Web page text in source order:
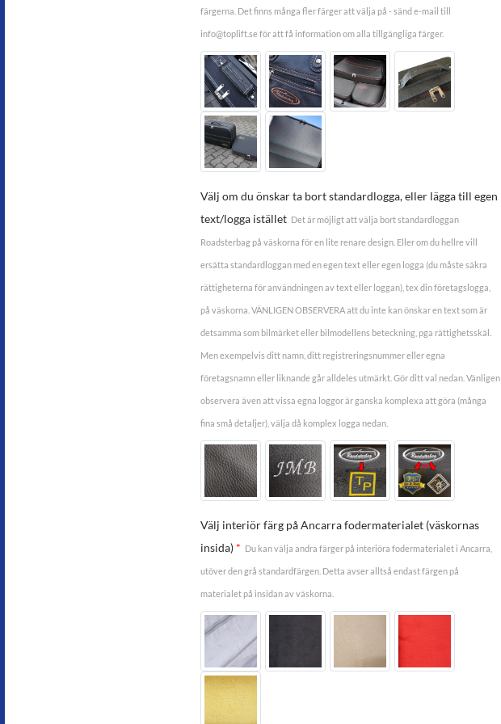
färgerna. Det finns många fler färger att välja på - sänd e-mail till
info@toplift.se för att få information om alla tillgängliga färger.
Välj om du önskar ta bort standardlogga, eller lägga till egen
text/logga istället Det är möjligt att välja bort standardloggan
Roadsterbag på väskorna för en lite renare design. Eller om du hellre vill
ersätta standardloggan med en egen text eller egen logga (du måste säkra
rättigheterna för användningen av text eller loggan), tex din företagslogga,
på väskorna. VÄNLIGEN OBSERVERA att du inte kan önskar en text som är
detsamma som bilmärket eller bilmodellens beteckning, pga rättighetsskäl.
Men exempelvis ditt namn, ditt registreringsnummer eller egna
företagsnamn eller liknande går alldeles utmärkt. Gör ditt val nedan. Vänligen
observera även att vissa egna loggor är ganska komplexa att göra (många
fina små detaljer), välja då komplex logga nedan.
Välj interiör färg på Ancarra fodermaterialet (väskornas
insida)* Du kan välja andra färger på interiöra fodermaterialet i Ancarra,
utöver den grå standardfärgen. Detta avser alltså endast färgen på
materialet på insidan av väskorna.